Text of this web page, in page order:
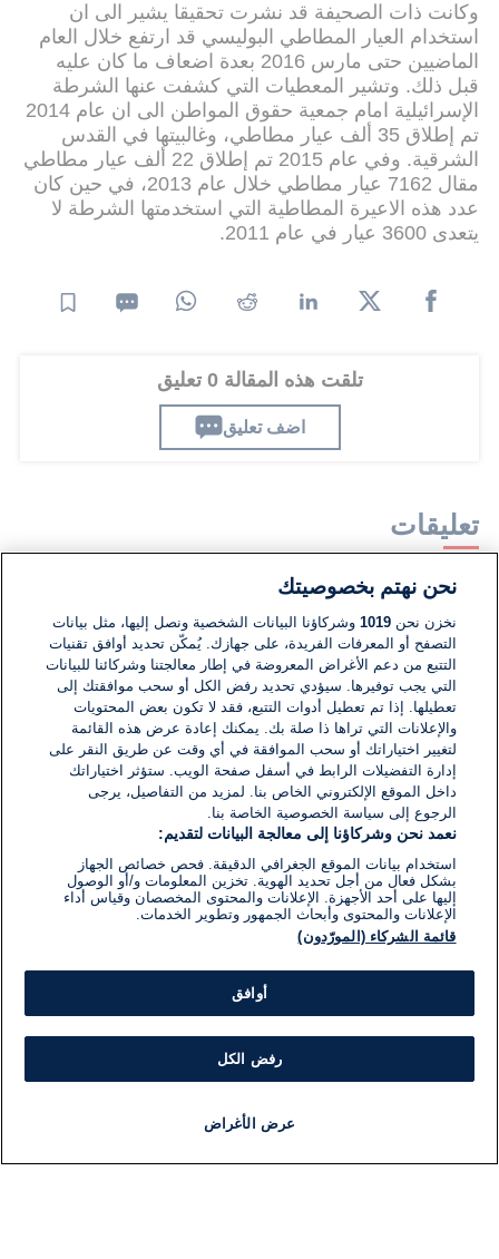
وكانت ذات الصحيفة قد نشرت تحقيقا يشير الى ان
استخدام العيار المطاطي البوليسي قد ارتفع خلال العام
الماضيين حتى مارس 2016 بعدة اضعاف ما كان عليه
قبل ذلك. وتشير المعطيات التي كشفت عنها الشرطة
الإسرائيلية امام جمعية حقوق المواطن الى ان عام 2014
تم إطلاق 35 ألف عيار مطاطي، وغالبيتها في القدس
الشرقية. وفي عام 2015 تم إطلاق 22 ألف عيار مطاطي
مقال 7162 عيار مطاطي خلال عام 2013، في حين كان
عدد هذه الاعيرة المطاطية التي استخدمتها الشرطة لا
يتعدى 3600 عيار في عام 2011.
تلقت هذه المقالة 0 تعليق
اضف تعليق
تعليقات
لا توجد تعليقات مكتوبة حتى الآن. كن الأول!
اكتب تعليقًا جديدًا ...
نحن نهتم بخصوصيتك
نخزن نحن1019 وشركاؤنا البيانات الشخصية ونصل إليها، مثل بيانات
التصفح أو المعرفات الفريدة، على جهازك. يُمكّن تحديد أوافق تقنيات
التتبع من دعم الأغراض المعروضة في إطار معالجتنا وشركائنا للبيانات
التي يجب توفيرها. سيؤدي تحديد رفض الكل أو سحب موافقتك إلى
تعطيلها. إذا تم تعطيل أدوات التتبع، فقد لا تكون بعض المحتويات
والإعلانات التي تراها ذا صلة بك. يمكنك إعادة عرض هذه القائمة
لتغيير اختياراتك أو سحب الموافقة في أي وقت عن طريق النقر على
إدارة التفضيلات الرابط في أسفل صفحة الويب. ستؤثر اختياراتك
داخل الموقع الإلكتروني الخاص بنا. لمزيد من التفاصيل، يرجى
الرجوع إلى سياسة الخصوصية الخاصة بنا.
نعمد نحن وشركاؤنا إلى معالجة البيانات لتقديم:
استخدام بيانات الموقع الجغرافي الدقيقة. فحص خصائص الجهاز
بشكل فعال من أجل تحديد الهوية. تخزين المعلومات و/أو الوصول
إليها على أحد الأجهزة. الإعلانات والمحتوى المخصصان وقياس أداء
الإعلانات والمحتوى وأبحاث الجمهور وتطوير الخدمات.
قائمة الشركاء (المورّدون)
أوافق
رفض الكل
عرض الأغراض